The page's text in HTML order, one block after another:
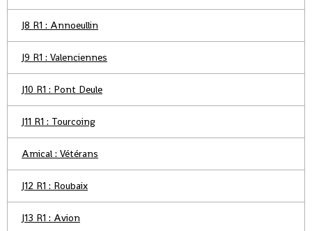
J8 R1 : Annoeullin
J9 R1 : Valenciennes
J10 R1 : Pont Deule
J11 R1 : Tourcoing
Amical : Vétérans
J12 R1 : Roubaix
J13 R1 : Avion